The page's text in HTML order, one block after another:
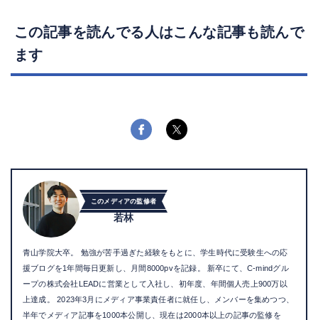
この記事を読んでる人はこんな記事も読んで
ます
このメディアの監修者
若林
青山学院大卒。 勉強が苦手過ぎた経験をもとに、学生時代に受験生への応
援ブログを1年間毎日更新し、月間8000pvを記録。 新卒にて、C-mindグル
ープの株式会社LEADに営業として入社し、初年度、年間個人売上900万以
上達成。 2023年3月にメディア事業責任者に就任し、メンバーを集めつつ、
半年でメディア記事を1000本公開し、現在は2000本以上の記事の監修を